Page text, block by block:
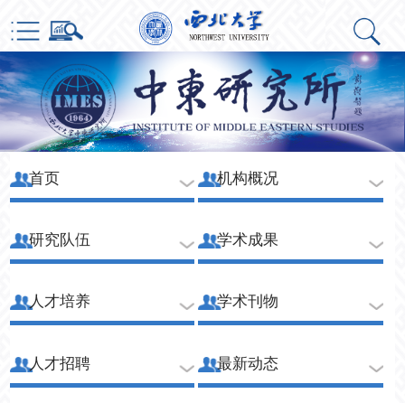
首页 机构概况
研究队伍 学术成果
人才培养 学术刊物
人才招聘 最新动态